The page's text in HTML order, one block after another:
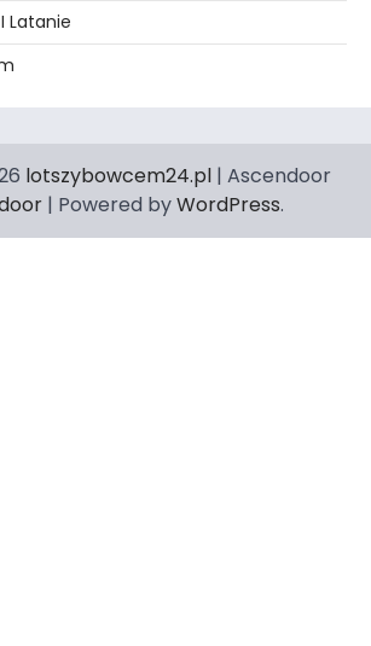
Latanie
lotszybowcem24.pl | Ascendoor
| Powered byWordPress.